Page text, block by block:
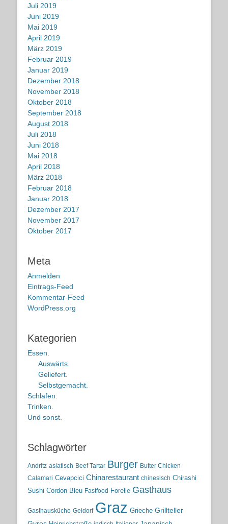
Juli 2019
Juni 2019
Mai 2019
April 2019
März 2019
Februar 2019
Januar 2019
Dezember 2018
November 2018
Oktober 2018
September 2018
August 2018
Juli 2018
Juni 2018
Mai 2018
April 2018
März 2018
Februar 2018
Januar 2018
Dezember 2017
November 2017
Oktober 2017
Meta
Anmelden
Eintrags-Feed
Kommentar-Feed
WordPress.org
Kategorien
Essen.
Auswärts.
Geliefert.
Selbstgemacht.
Schlafen.
Trinken.
Und sonst.
Schlagwörter
Andritz asiatisch Beef Tartar Burger Butter Chicken
Calamari Cevapcici Chinarestaurant chinesisch Chirashi
Sushi Cordon Bleu Fastfood Forelle Gasthaus
Gasthausküche Geidorf Graz Grieche Grillteller